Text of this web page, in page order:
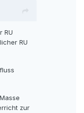
RU
RU
zur